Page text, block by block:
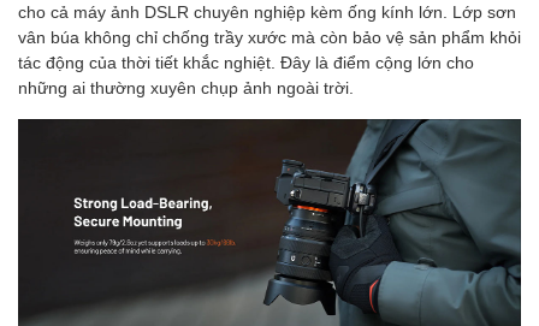
cho cả máy ảnh DSLR chuyên nghiệp kèm ống kính lớn. Lớp sơn
vân búa không chỉ chống trầy xước mà còn bảo vệ sản phẩm khỏi
tác động của thời tiết khắc nghiệt. Đây là điểm cộng lớn cho
những ai thường xuyên chụp ảnh ngoài trời.